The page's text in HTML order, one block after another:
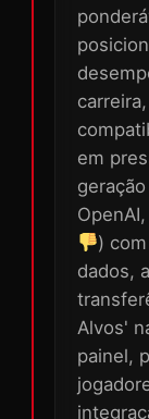
em
)
dados,
Alvos'
painel,